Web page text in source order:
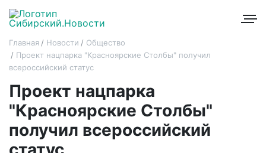
Главная Новости
Общество
Проект нацпарка "Красноярские Столбы" получил
всероссийский статус
Проект нацпарка
"Красноярские Столбы"
получил всероссийский